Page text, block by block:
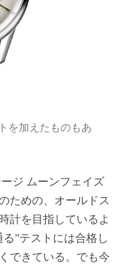
を加えたものもあ
ジ ムーンフェイズ
ための、オールドス
計を目指しているよ
”テストには合格し
できている。でも今